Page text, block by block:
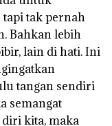
tak pernah
Bahkan lebih
lain di hati. Ini
tangan sendiri
semangat
kita, maka